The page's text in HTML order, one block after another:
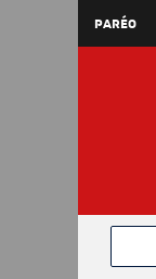
PARÉO